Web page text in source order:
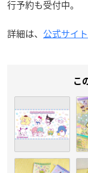
行予約も受付中。
詳細は、 公式サイト
こ